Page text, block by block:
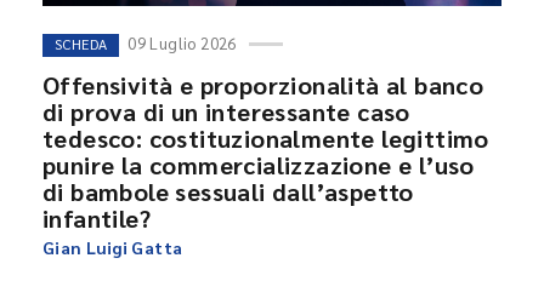
SCHEDA 09 Luglio 2026
Offensività e proporzionalità al banco
di prova di un interessante caso
tedesco: costituzionalmente legittimo
punire la commercializzazione e l’uso
di bambole sessuali dall’aspetto
infantile?
Gian Luigi Gatta